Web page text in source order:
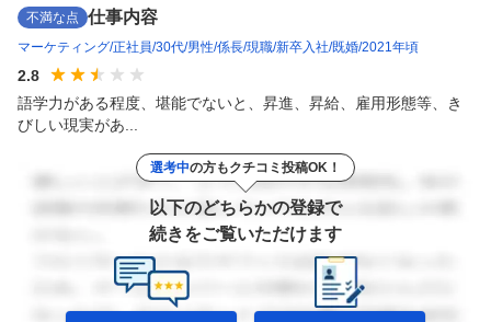
不満な点 仕事内容
マーケティング 正社員 30代 男性 係長 現職 新卒入社 既婚 2021年頃
2.8
語学力がある程度、堪能でないと、昇進、昇給、雇用形態等、き
びしい現実があ...
選考中の方もクチコミ投稿OK！
以下のどちらかの登録で
続きをご覧いただけます